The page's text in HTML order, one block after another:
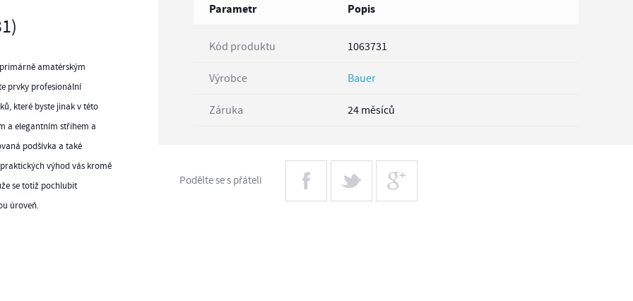
amatérským
prvky profesionální
které byste jinak v této
a elegantním střihem a
podšívka a také
výhod vás kromě
se totiž pochlubit
úroveň.
Parametr Popis
Kód produktu 1063731
Výrobce Bauer
Záruka 24 měsíců
Podělte se s přáteli